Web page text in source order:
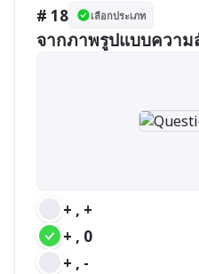
# 18 เลือกประเภท
จากภาพรูปแบบควา
+ , +
+ , 0
+ , -